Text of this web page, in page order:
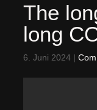
The
long
6. Juni 2024|